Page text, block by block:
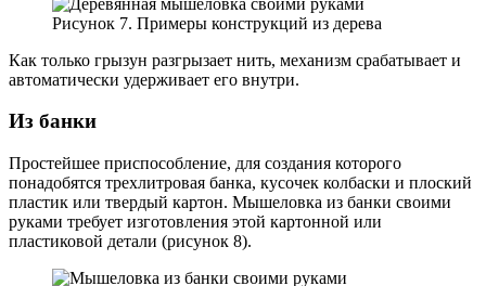
Рисунок 7. Примеры конструкций из дерева
Как только грызун разгрызает нить, механизм срабатывает и
автоматически удерживает его внутри.
Из банки
Простейшее приспособление, для создания которого
понадобятся трехлитровая банка, кусочек колбаски и плоский
пластик или твердый картон. Мышеловка из банки своими
руками требует изготовления этой картонной или
пластиковой детали (рисунок 8).